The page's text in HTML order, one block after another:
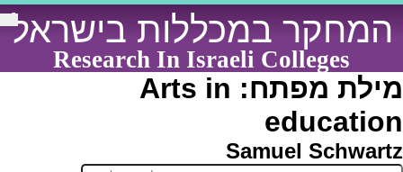
Skip
content
המחקר במכללות בישראל
Research In Israeli Colleges
מילת מפתח: Arts in
education
Samuel Schwartz